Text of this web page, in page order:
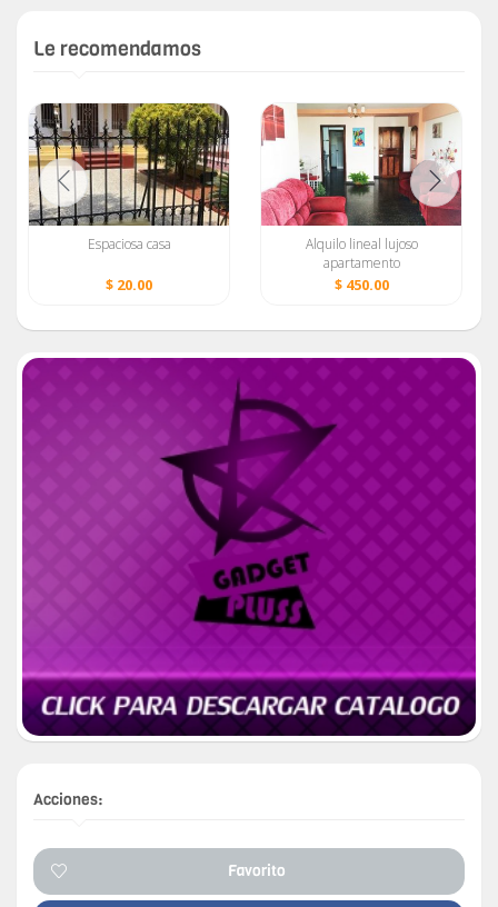
Le recomendamos
Espaciosa casa
$ 20.00
Alquilo lineal lujoso
apartamento
independiente y céntrico
$ 450.00
Acciones:
Favorito